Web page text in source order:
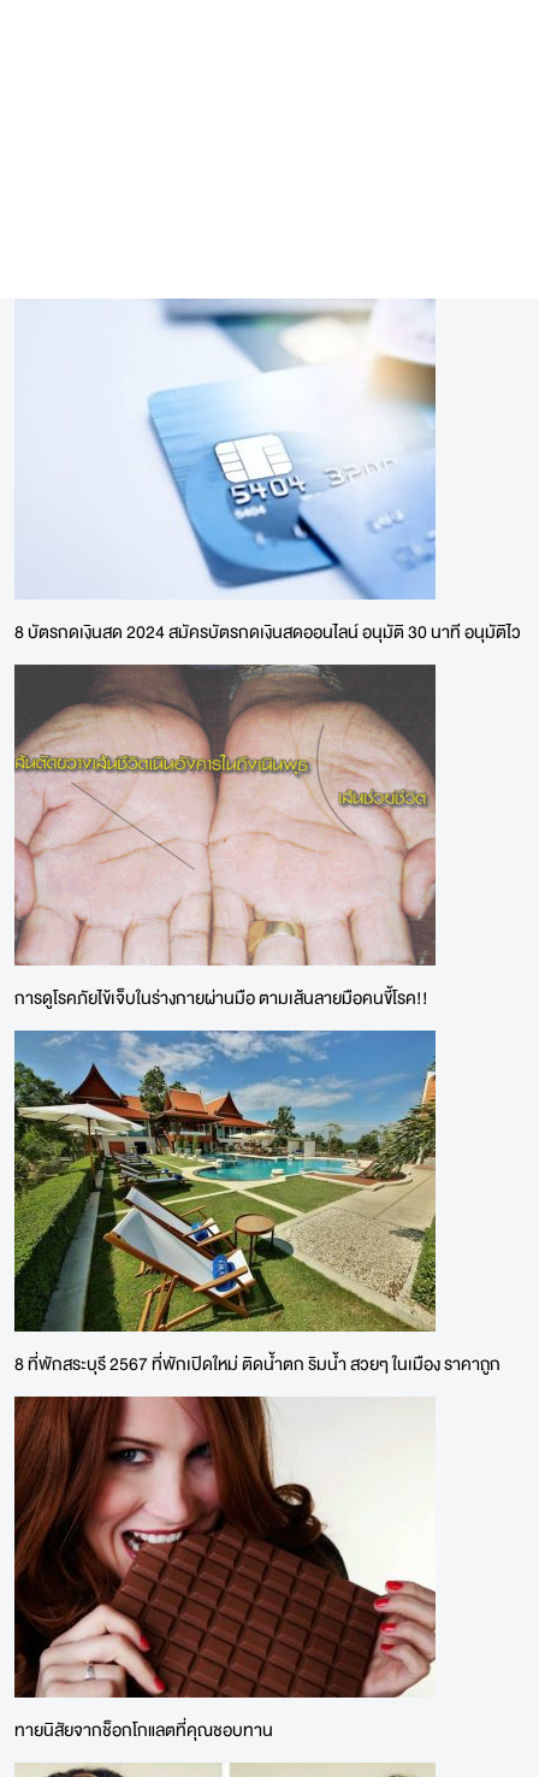
8 บัตรกดเงินสด 2024 สมัครบัตรกดเงินสดออนไลน์ อนุมัติ 30 นาที อนุมัติไว
การดูโรคภัยไข้เจ็บในร่างกายผ่านมือ ตามเส้นลายมือคนขี้โรค!!
8 ที่พักสระบุรี 2567 ที่พักเปิดใหม่ ติดน้ำตก ริมน้ำ สวยๆ ในเมือง ราคาถูก
ทายนิสัยจากช็อกโกแลตที่คุณชอบทาน